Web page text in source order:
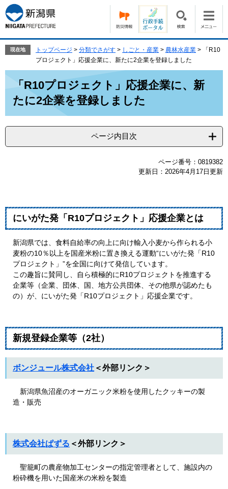
ー
ジ
の
で
ニ
ュ
ー
ば
現在地 トップページ > 分類でさがす > しごと・産業 > 農林水産業 >
「R10
プロジェクト」応援企業に、新たに2企業を登録しました
「R10プロジェクト」応援企業に、新
たに2企業を登録しました
ページ内目次
ページ番号：0819382
更新日：2026年4月17日更新
にいがた発「R10プロジェクト」応援企業とは
新潟県では、食料自給率の向上に向け輸入小麦から作られる小
麦粉の10％以上を国産米粉に置き換える運動“にいがた発「R10
プロジェクト」”を全国に向けて発信しています。
この趣旨に賛同し、自ら積極的にR10プロジェクトを推進する
企業等（企業、団体、国、地方公共団体、その他県が認めたも
の）が、にいがた発「R10プロジェクト」応援企業です。
新規登録企業等（2社）
ボンジュール株式会社 ＜外部リンク＞
新潟県魚沼産のオーガニック米粉を使用したクッキーの製
造・販売
株式会社ぱずる​ ＜外部リンク＞
聖籠町の農産物加工センターの指定管理者として、施設内の
粉砕機を用いた国産米の米粉を製造